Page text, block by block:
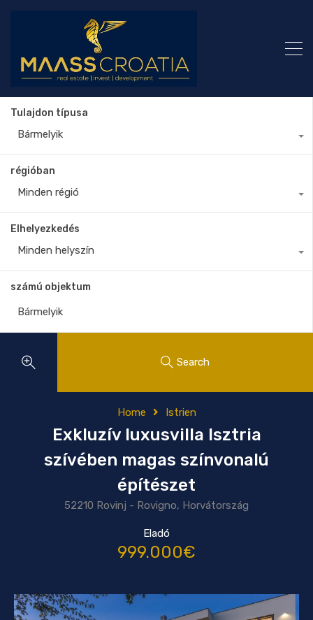
Tulajdon típusa
Bármelyik
régióban
Minden régió
Elhelyezkedés
Minden helyszín
számú objektum
Search
Home Istrien
Exkluzív luxusvilla Isztria
szívében magas színvonalú
építészet
52210 Rovinj - Rovigno, Horvátország
Eladó
999.000€